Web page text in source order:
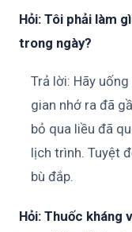
Hỏi: Tôi phải làm
trong ngày?
Trả lời: Hãy
gian nhớ ra đã
bỏ qua liều đã
lịch trình. Tuyệt
bù đắp.
Hỏi: Thuốc kháng